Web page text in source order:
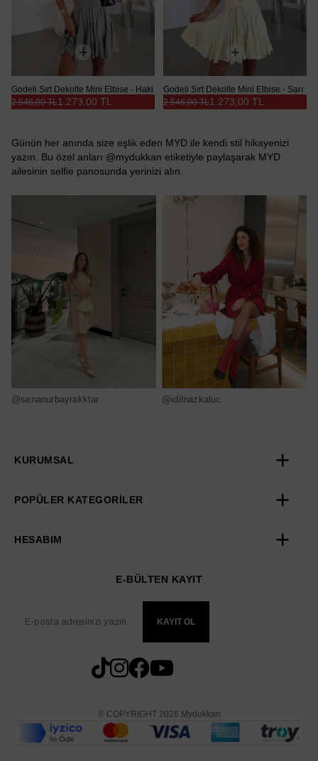
Godeli Sırt Dekolte Mini Elbise - Haki
1.273,00 TL
2.546,00 TL
Godeli Sırt Dekolte Mini Elbise - Sarı
1.273,00 TL
2.546,00 TL
Günün her anında size eşlik eden MYD ile kendi stil hikayenizi
yazın. Bu özel anları @mydukkan etiketiyle paylaşarak MYD
ailesinin selfie panosunda yerinizi alın.
@senanurbayrakktar @idilnazkaluc
KURUMSAL
POPÜLER KATEGORİLER
HESABIM
E-BÜLTEN KAYIT
KAYIT OL
© COPYRIGHT 2026 Mydukkan